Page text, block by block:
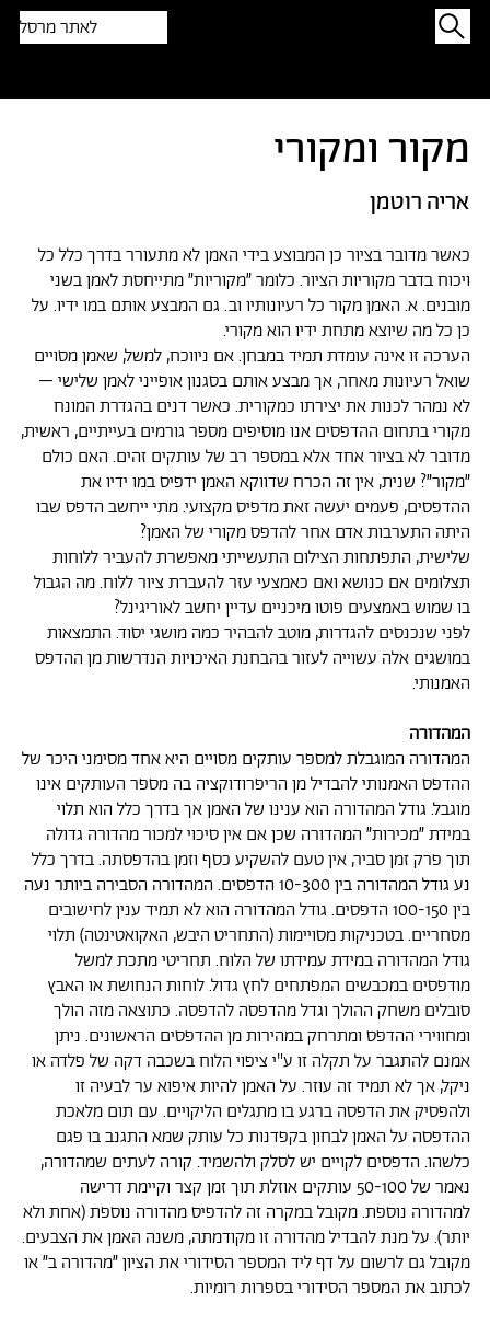
לאתר מרסל
כאשר מדובר בציור כן המבוצע בידי האמן לא מתעורר בדרך כלל כל
ויכוח בדבר מקוריות הציור. כלומר ״מקוריות״ מתייחסת לאמן בשני
מובנים. א. האמן מקור כל רעיונותיו וב. גם המבצע אותם במו ידיו. על
כן כל מה שיוצא מתחת ידיו הוא מקורי.
הערכה זו אינה עומדת תמיד במבחן. אם ניווכח, למשל, שאמן מסויים
שואל רעיונות מאחר, אך מבצע אותם בסגנון אופייני לאמן שלישי –
לא נמהר לכנות את יצירתו כמקורית. כאשר דנים בהגדרת המונח
מקורי בתחום ההדפסים אנו מוסיפים מספר גורמים בעייתיים, ראשית,
מדובר לא בציור אחד אלא במספר רב של עותקים זהים. האם כולם
״מקור״? שנית, אין זה הכרח שדווקא האמן ידפיס במו ידיו את
ההדפסים, פעמים יעשה זאת מדפיס מקצועי. מתי ייחשב הדפס שבו
היתה התערבות אדם אחר להדפס מקורי של האמן?
שלישית, התפתחות הצילום התעשייתי מאפשרת להעביר ללוחות
תצלומים אם כנושא ואם כאמצעי עזר להעברת ציור ללוח. מה הגבול
בו שמוש באמצעים פוטו מיכניים עדיין יחשב לאוריגינל?
לפני שנכנסים להגדרות, מוטב להבהיר כמה מושגי יסוד. התמצאות
במושגים אלה עשוייה לעזור בהבחנת האיכויות הנדרשות מן ההדפס
האמנותי.
המהדורה
המהדורה המוגבלת למספר עותקים מסויים היא אחד מסימני היכר של
ההדפס האמנותי להבדיל מן הריפרודוקציה בה מספר העותקים אינו
מוגבל. גודל המהדורה הוא ענינו של האמן אך בדרך כלל הוא תלוי
במידת ״מכירות״ המהדורה שכן אם אין סיכוי למכור מהדורה גדולה
תוך פרק זמן סביר, אין טעם להשקיע כסף וזמן בהדפסתה. בדרך כלל
נע גודל המהדורה בין 10-300 הדפסים. המהדורה הסבירה ביותר נעה
בין 100-150 הדפסים. גודל המהדורה הוא לא תמיד ענין לחישובים
מסחריים. בטכניקות מסויימות (התחריט היבש, האקואטינטה) תלוי
גודל המהדורה במידת עמידתו של הלוח. תחריטי מתכת למשל
מודפסים במכבשים המפתחים לחץ גדול. לוחות הנחושת או האבץ
סובלים משחק ההולך וגדל מהדפסה להדפסה. כתוצאה מזה הולך
ומחווירי ההדפס ומתרחק במהירות מן ההדפסים הראשונים. ניתן
אמנם להתגבר על תקלה זו ע"י ציפוי הלוח בשכבה דקה של פלדה או
ניקל, אך לא תמיד זה עוזר. על האמן להיות איפוא ער לבעיה זו
ולהפסיק את הדפסה ברגע בו מתגלים הליקויים. עם תום מלאכת
ההדפסה על האמן לבחון בקפדנות כל עותק שמא התגנב בו פגם
כלשהו. הדפסים לקויים יש לסלק ולהשמיד. קורה לעתים שמהדורה,
נאמר של 50-100 עותקים אוזלת תוך זמן קצר וקיימת דרישה
למהדורה נוספת. מקובל במקרה זה להדפיס מהדורה נוספת (אחת ולא
יותר). על מנת להבדיל מהדורה זו מקודמתה, משנה האמן את הצבעים.
מקובל גם לרשום על דף ליד המספר הסידורי את הציון ״מהדורה ב״ או
לכתוב את המספר הסידורי בספרות רומיות.
מקור ומקורי
אריה רוטמן